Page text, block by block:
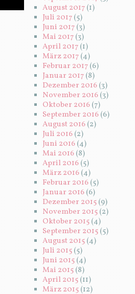
August 2017(1)
Juli 2017(5)
Juni 2017(3)
Mai 2017(3)
April 2017(1)
März 2017(4)
Februar 2017(6)
Januar 2017(8)
Dezember 2016(3)
November 2016(3)
Oktober 2016(7)
September 2016(6)
August 2016(2)
Juli 2016(2)
Juni 2016(4)
Mai 2016(8)
April 2016(5)
März 2016(4)
Februar 2016(5)
Januar 2016(6)
Dezember 2015(9)
November 2015(2)
Oktober 2015(4)
September 2015(5)
August 2015(4)
Juli 2015(5)
Juni 2015(4)
Mai 2015(8)
April 2015(11)
März 2015(12)